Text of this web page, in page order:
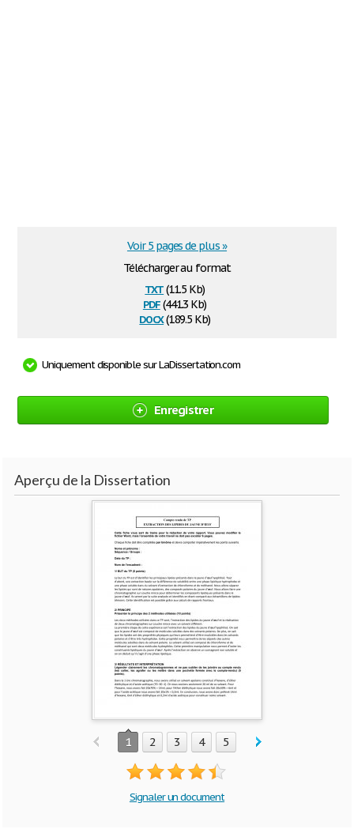
Télécharger au format
txt(11.5 Kb)
pdf(441.3 Kb)
docx(189.5 Kb)
Voir 5 pages de plus »
Uniquement disponible sur LaDissertation.com
Enregistrer
Aperçu de la Dissertation
1 2 3 4 5
Signaler un document